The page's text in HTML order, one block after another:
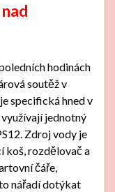
hodinách
soutěž v
specifická hned v
jednotný
Zdroj vody je
koš, rozdělovač a
čáře,
nářadí dotýkat